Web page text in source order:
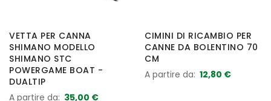
VETTA PER CANNA
SHIMANO MODELLO
SHIMANO STC
POWERGAME BOAT -
DUALTIP
A partire da 35,00 €
CIMINI DI RICAMBIO PER
CANNE DA BOLENTINO 70
CM
A partire da 12,80 €